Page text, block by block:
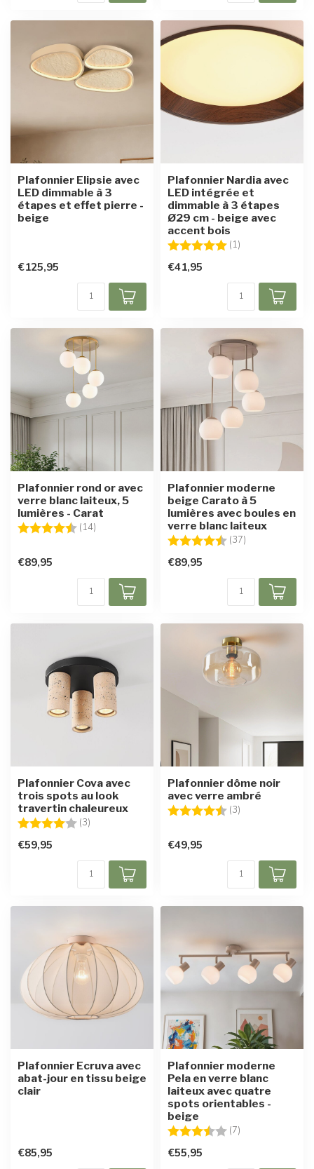
Plafonnier Elipsie avec
LED dimmable à 3
étapes et effet pierre -
beige
€125,95
Plafonnier Nardia avec
LED intégrée et
dimmable à 3 étapes
Ø29 cm - beige avec
accent bois
Note:
(1)
€41,95
Plafonnier rond or avec
verre blanc laiteux, 5
lumières - Carat
Note:
(14)
€89,95
Plafonnier moderne
beige Carato à 5
lumières avec boules en
verre blanc laiteux
Note:
(37)
€89,95
Plafonnier Cova avec
trois spots au look
travertin chaleureux
Note:
(3)
€59,95
Plafonnier dôme noir
avec verre ambré
Note:
(3)
€49,95
Plafonnier Ecruva avec
abat-jour en tissu beige
clair
€85,95
Plafonnier moderne
Pela en verre blanc
laiteux avec quatre
spots orientables -
beige
Note:
(7)
€55,95